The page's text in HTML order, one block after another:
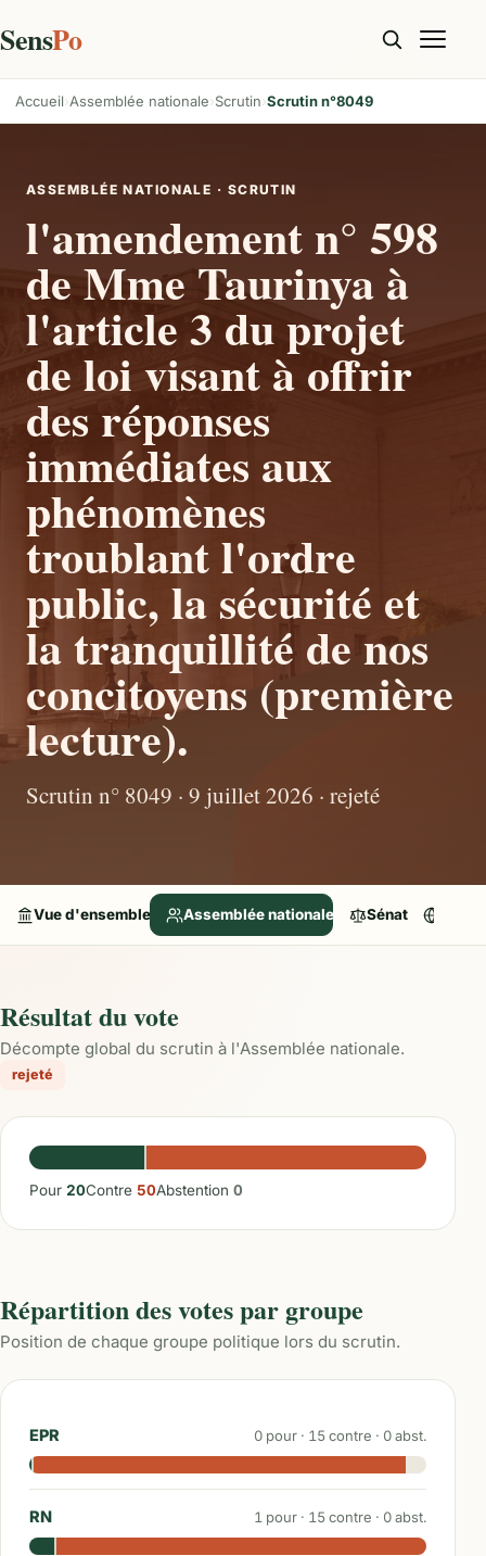
SensPo
Accueil Assemblée nationale Scrutin Scrutin n°8049
ASSEMBLÉE NATIONALE · SCRUTIN
l'amendement n° 598
de Mme Taurinya à
l'article 3 du projet
de loi visant à offrir
des réponses
immédiates aux
phénomènes
troublant l'ordre
public, la sécurité et
la tranquillité de nos
concitoyens (première
lecture).
Scrutin n° 8049 · 9 juillet 2026 · rejeté
Vue d'ensemble Assemblée nationale Sénat
Résultat du vote
Décompte global du scrutin à l'Assemblée nationale.
rejeté
Pour 20Contre 50Abstention 0
Répartition des votes par groupe
Position de chaque groupe politique lors du scrutin.
EPR 0 pour · 15contre · 0abst.
RN 1 pour · 15contre · 0abst.